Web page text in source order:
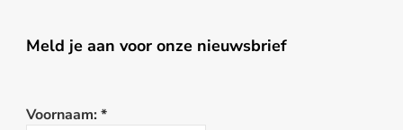
Meld je aan voor onze nieuwsbrief
Voornaam: *